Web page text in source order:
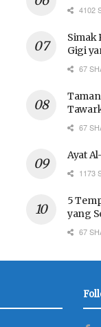
4102
Simak
Gigi
67
67
Ayat
1173
5
yang
67